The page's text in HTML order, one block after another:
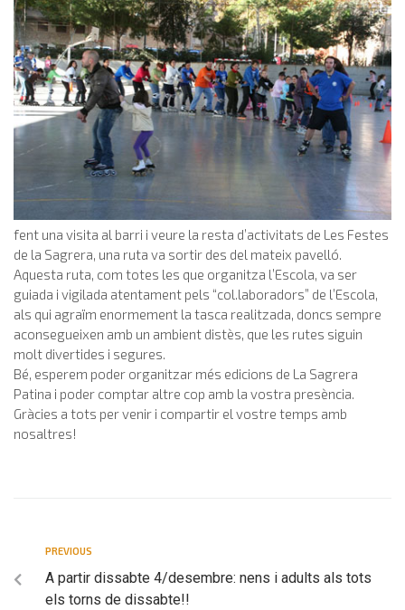
fent una visita al barri i veure la resta d’activitats de Les Festes
de la Sagrera, una ruta va sortir des del mateix pavelló.
Aquesta ruta, com totes les que organitza l’Escola, va ser
guiada i vigilada atentament pels “col.laboradors” de l’Escola,
als qui agraïm enormement la tasca realitzada, doncs sempre
aconsegueixen amb un ambient distès, que les rutes siguin
molt divertides i segures.
Bé, esperem poder organitzar més edicions de La Sagrera
Patina i poder comptar altre cop amb la vostra presència.
Gràcies a tots per venir i compartir el vostre temps amb
nosaltres!
PREVIOUS
A partir dissabte 4/desembre: nens i adults als tots
els torns de dissabte!!